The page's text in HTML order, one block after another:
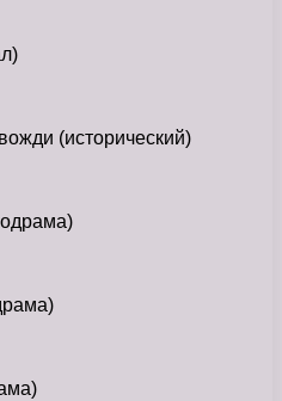
(исторический)